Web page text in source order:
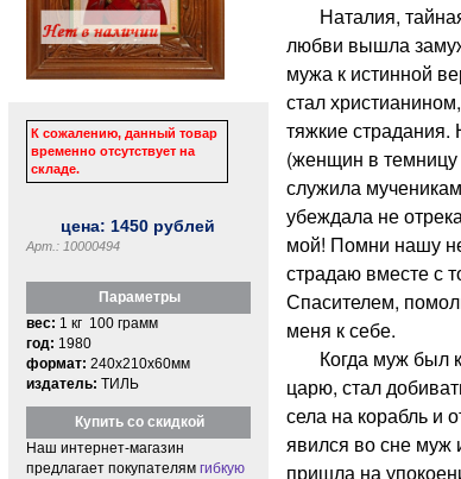
К сожалению, данный товар
временно отсутствует на
складе.
цена: 1450 рублей
Арт.: 10000494
Параметры
вес: 1 кг 100 грамм
год: 1980
формат: 240x210x60мм
издатель: ТИЛЬ
Купить со скидкой
Наш интернет-магазин
предлагает покупателям гибкую
Наталия, тайная
любви вышла
мужа к истинной
стал
тяжкие
(женщин в темницу
служила
убеждала не
мой! Помни нашу
страдаю вместе с
Спасителем,
меня к себе.
Когда муж был
царю, стал
села на корабль и
явился во сне муж
пришла на